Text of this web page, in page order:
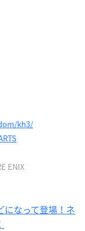
kh3/
ENIX
になって登場！ネ